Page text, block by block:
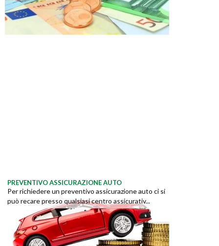
PREVENTIVO ASSICURAZIONE AUTO
Per richiedere un preventivo assicurazione auto ci si
può recare presso qualsiasi centro assicurativ...